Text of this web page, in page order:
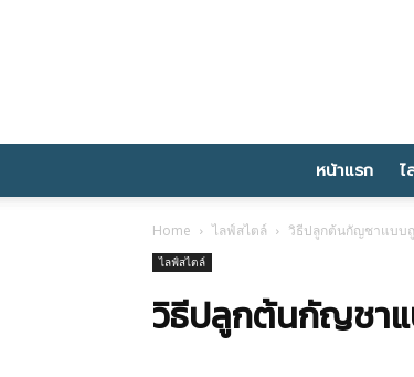
หน้าแรก ไ
Home ไลฟ์สไตล์ วิธีปลูกต้นกัญชาแบบ
ไลฟ์สไตล์
วิธีปลูกต้นกัญชาแ